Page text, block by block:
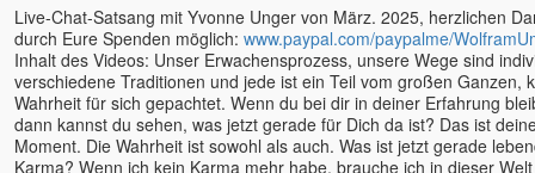
Ranjit Maharaj
Reimund Kästner
Renate Ma Nishcala, jetzt:
Nishkàma
Ria Panen Godesberg
Richard Gruber
Live-Chat-Satsang mit Yvonne Unger von März. 2025, herzlichen
durch Eure Spenden möglich: www.paypal.com/paypalme/
Inhalt des Videos: Unser Erwachensprozess, unsere Wege sind
verschiedene Traditionen und jede ist ein Teil vom großen Ganzen,
Wahrheit für sich gepachtet. Wenn du bei dir in deiner Erfahrung
dann kannst du sehen, was jetzt gerade für Dich da ist? Das ist
Moment. Die Wahrheit ist sowohl als auch. Was ist jetzt gerade
Karma? Wenn ich kein Karma mehr habe, brauche ich in dieser